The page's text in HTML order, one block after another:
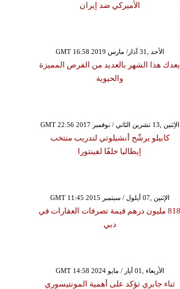
الأميركي ضد إيران
GMT 16:58 2019 الأحد ,31 آذار/ مارس
يعدك هذا الشهر بالعديد من الفرص المميزة
والحيوية
GMT 22:56 2017 الإثنين ,13 تشرين الثاني / نوفمبر
كابيلو يرشّح أنشيلوتي لتدريب منتخب
إيطاليا خلفًا لفينتورا
GMT 11:45 2015 الإثنين ,07 أيلول / سبتمبر
818 مليون درهم قيمة تصرفات العقارات في
دبي
GMT 14:58 2024 الأربعاء ,01 أيار / مايو
ثناء جابري تؤكد على أهمية المونتيسوري